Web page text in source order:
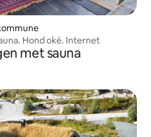
Hond oké. Internet
met sauna